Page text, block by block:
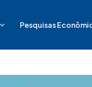
Pesquisas